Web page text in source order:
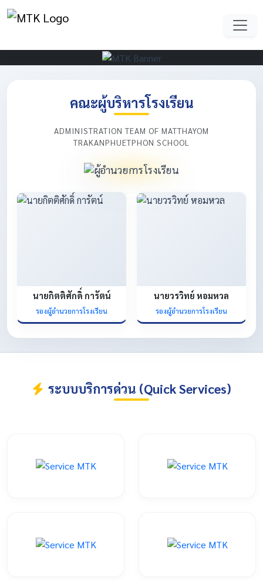
คณะผู้บริหารโรงเรียน
ADMINISTRATION TEAM OF MATTHAYOM
TRAKANPHUETPHON SCHOOL
นายกิตติศักดิ์ การัตน์
รองผู้อำนวยการโรงเรียน
นายวรวิทย์ หอมหวล
รองผู้อำนวยการโรงเรียน
ระบบบริการด่วน (Quick Services)